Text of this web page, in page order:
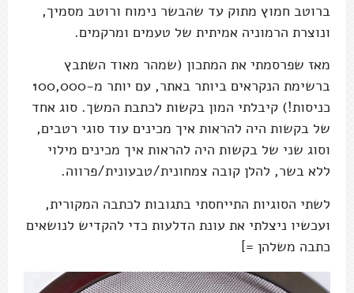
ברוטב חמוץ מתוק עד שהבשר נימוח ורוטב מסמיך,
ונוצרת הרמוניה אמיתית של טעמים ומרקמים.
מאז שפרסמתי את המתכון (שמהר מאוד השתבץ
ברשימת הנקראים ביותר באתר, עם יותר מ-100,000
כניסות!) קיבלתי המון בקשות לכתבת המשך. סוג אחד
של בקשות היה להראות איך מכינים עוד סוגי רטבים,
וסוג שני של בקשות היה להראות איך מכינים מילוי
ללא בשר, להלן קובה צמחונית/טבעונית/פרווה.
לשתי הסוגיות התייחסתי בתגובות לכתבה המקורית,
ועכשיו ניצלתי את עונת הדלעות כדי להקדיש לנושאים
כתבה משלהן =]